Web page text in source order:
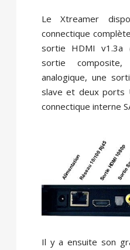
Le Xtreamer
connectique
sortie HDMI v1.3a
sortie
analogique, une
slave et deux ports
connectique interne
Il y a ensuite son